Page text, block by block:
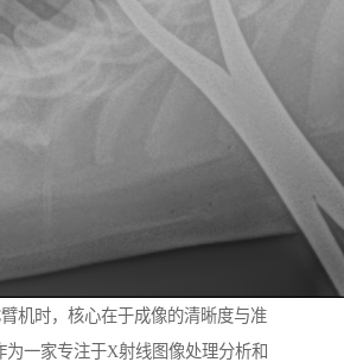
机时，核心在于成像的清晰度与准
为一家专注于X射线图像处理分析和